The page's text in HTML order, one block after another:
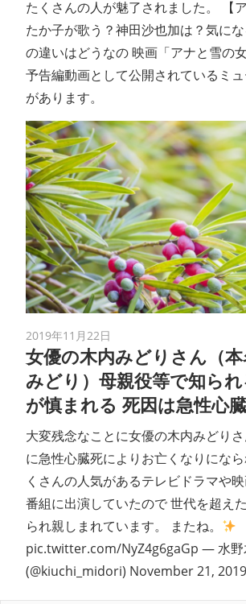
たくさんの人が魅了されました。 【
たか子が歌う？神田沙也加は？気に
の違いはどうなの 映画「アナと雪の
予告編動画として公開されているミ
があります。
2019年11月22日
女優の木内みどりさん（
みどり）母親役等で知ら
が慎まれる 死因は急性心
大変残念なことに女優の木内みどり
に急性心臓死によりお亡くなりにな
くさんの人気があるテレビドラマや
番組に出演していたので 世代を超え
られ親しまれています。 またね。
pic.twitter.com/NyZ4g6gaGp — 水野
(@kiuchi_midori) November 21,